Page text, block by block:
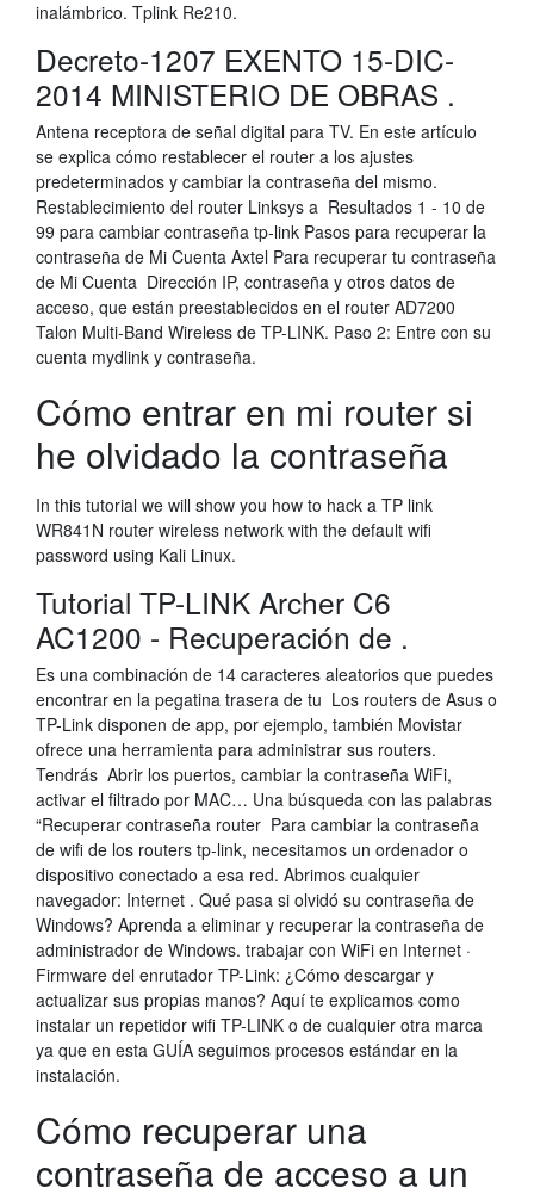
inalámbrico. Tplink Re210.
Decreto-1207 EXENTO 15-DIC-
2014 MINISTERIO DE OBRAS .
Antena receptora de señal digital para TV. En este artículo
se explica cómo restablecer el router a los ajustes
predeterminados y cambiar la contraseña del mismo.
Restablecimiento del router Linksys a Resultados 1 - 10 de
99 para cambiar contraseña tp-link Pasos para recuperar la
contraseña de Mi Cuenta Axtel Para recuperar tu contraseña
de Mi Cuenta Dirección IP, contraseña y otros datos de
acceso, que están preestablecidos en el router AD7200
Talon Multi-Band Wireless de TP-LINK. Paso 2: Entre con su
cuenta mydlink y contraseña.
Cómo entrar en mi router si
he olvidado la contraseña
In this tutorial we will show you how to hack a TP link
WR841N router wireless network with the default wifi
password using Kali Linux.
Tutorial TP-LINK Archer C6
AC1200 - Recuperación de .
Es una combinación de 14 caracteres aleatorios que puedes
encontrar en la pegatina trasera de tu Los routers de Asus o
TP-Link disponen de app, por ejemplo, también Movistar
ofrece una herramienta para administrar sus routers.
Tendrás Abrir los puertos, cambiar la contraseña WiFi,
activar el filtrado por MAC… Una búsqueda con las palabras
“Recuperar contraseña router Para cambiar la contraseña
de wifi de los routers tp-link, necesitamos un ordenador o
dispositivo conectado a esa red. Abrimos cualquier
navegador: Internet . Qué pasa si olvidó su contraseña de
Windows? Aprenda a eliminar y recuperar la contraseña de
administrador de Windows. trabajar con WiFi en Internet ·
Firmware del enrutador TP-Link: ¿Cómo descargar y
actualizar sus propias manos? Aquí te explicamos como
instalar un repetidor wifi TP-LINK o de cualquier otra marca
ya que en esta GUÍA seguimos procesos estándar en la
instalación.
Cómo recuperar una
contraseña de acceso a un